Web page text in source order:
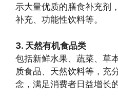
示大量优质的膳食补充剂
补充、功能性饮料等。
3. 天然有机食品类
包括新鲜水果、蔬菜、草
质食品、天然饮料等，充
念，满足消费者日益增长